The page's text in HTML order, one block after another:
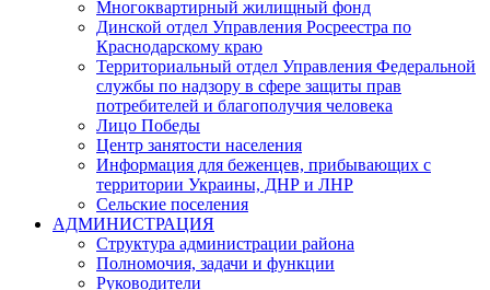
Многоквартирный жилищный фонд
Динской отдел Управления Росреестра по
Краснодарскому краю
Территориальный отдел Управления Федеральной
службы по надзору в сфере защиты прав
потребителей и благополучия человека
Лицо Победы
Центр занятости населения
Информация для беженцев, прибывающих с
территории Украины, ДНР и ЛНР
Сельские поселения
АДМИНИСТРАЦИЯ
Структура администрации района
Полномочия, задачи и функции
Руководители